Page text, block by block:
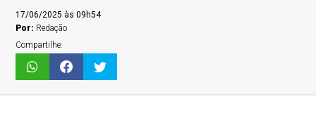
17/06/2025 às 09h54
Por: Redação
Compartilhe: